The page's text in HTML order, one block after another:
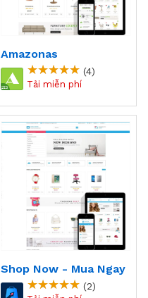
Amazonas
(4)
Shop Now - Mua Ngay
(2)